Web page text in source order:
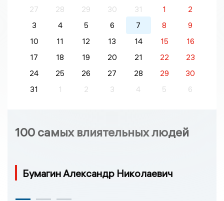
27
28 29 30 31 1
2
3
4 5 6 7 8
9
10
11 12 13 14 15
16
17
18 19 20 21 22
23
24
25 26 27 28 29
30
31
1 2 3 4 5 6
100 самых влиятельных людей
Бумагин Александр Николаевич